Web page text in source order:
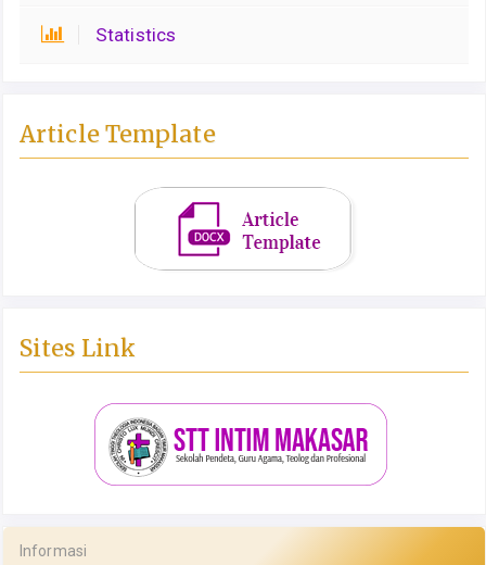
Statistics
Article Template
Sites Link
Informasi